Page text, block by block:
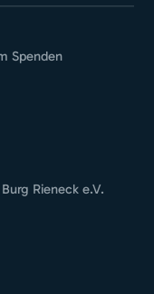
Spenden
Rieneck e.V.